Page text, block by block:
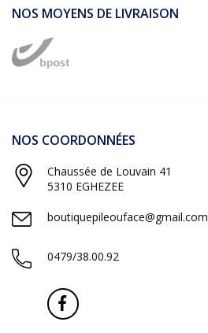
NOS MOYENS DE LIVRAISON
NOS COORDONNÉES
Chaussée de Louvain 41
5310 EGHEZEE
boutiquepileouface@gmail.com
0479/38.00.92